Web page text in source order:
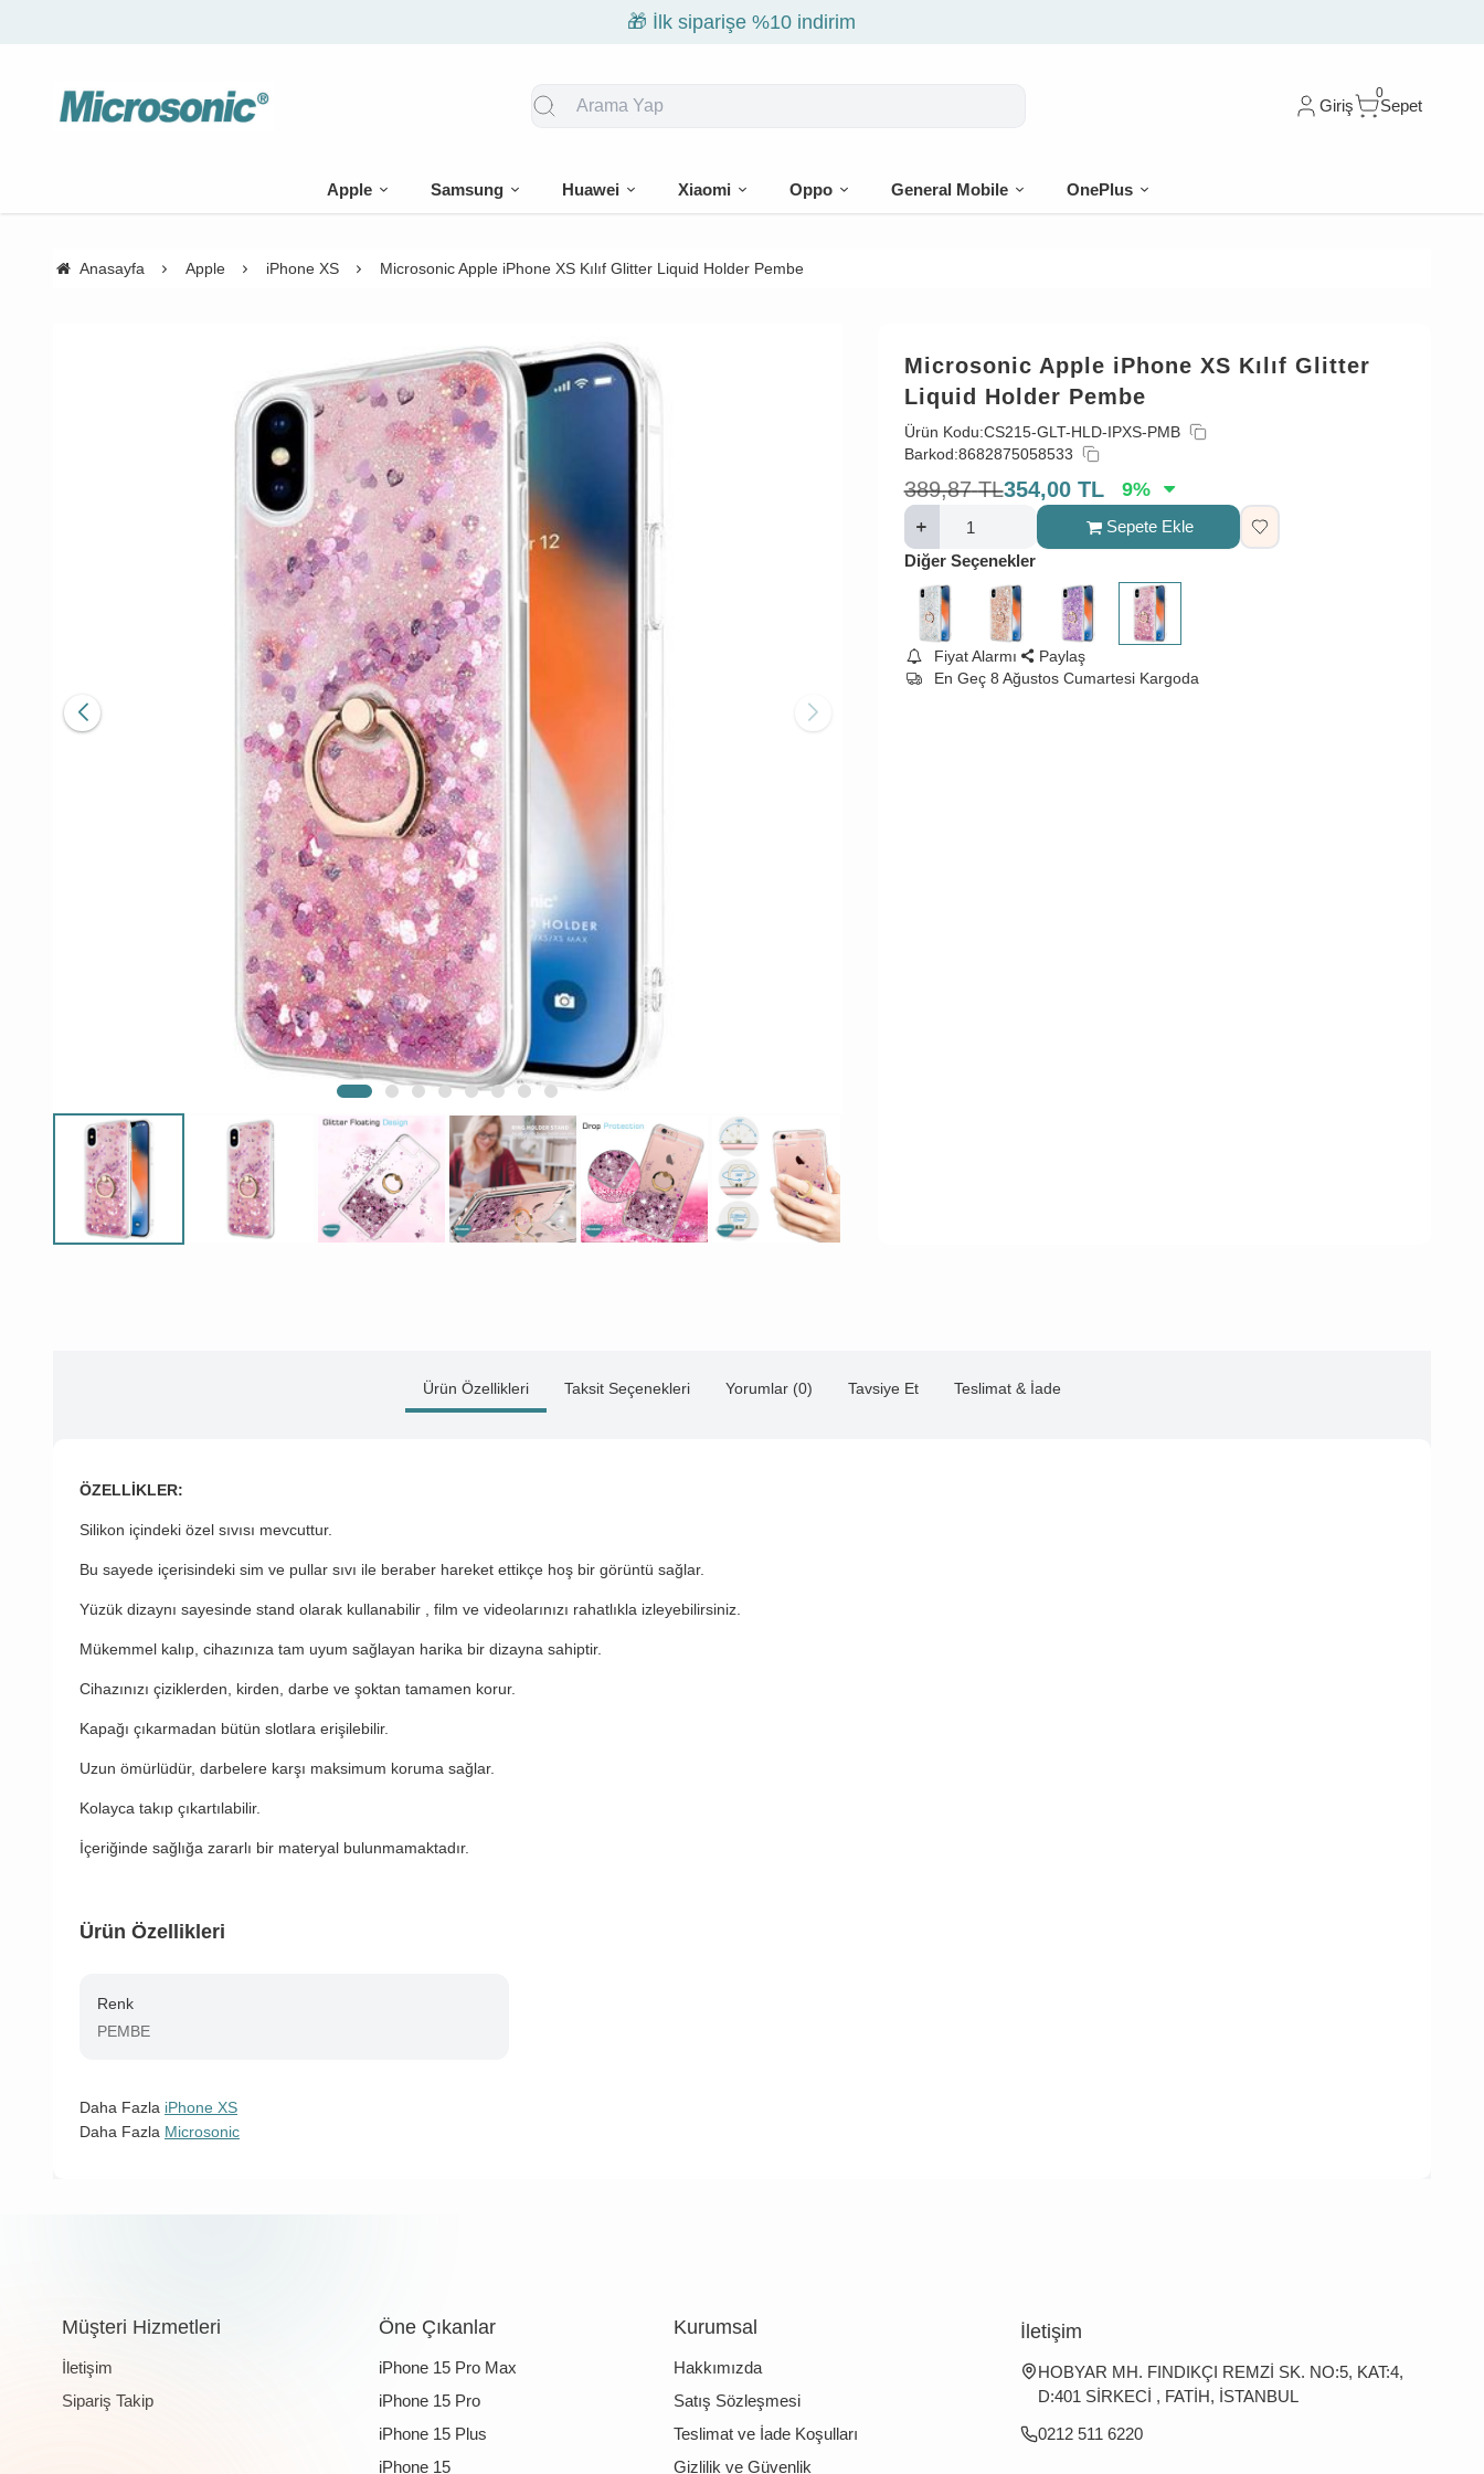
🎁 İlk siparişe %10 indirim
Giriş
0
Sepet
Apple Samsung Huawei Xiaomi Oppo General Mobile OnePlus
Anasayfa Apple iPhone XS Microsonic Apple iPhone XS Kılıf Glitter Liquid Holder Pembe
Microsonic Apple iPhone XS Kılıf Glitter
Liquid Holder Pembe
Ürün Kodu:CS215-GLT-HLD-IPXS-PMB
Barkod:8682875058533
389,87 TL354,00 TL 9%
Sepete Ekle
Diğer Seçenekler
Fiyat Alarmı
Paylaş
En Geç 8 Ağustos Cumartesi Kargoda
Ürün Özellikleri Taksit Seçenekleri Yorumlar (0) Tavsiye Et Teslimat & İade
ÖZELLİKLER:
Silikon içindeki özel sıvısı mevcuttur.
Bu sayede içerisindeki sim ve pullar sıvı ile beraber hareket ettikçe hoş bir görüntü sağlar.
Yüzük dizaynı sayesinde stand olarak kullanabilir , film ve videolarınızı rahatlıkla izleyebilirsiniz.
Mükemmel kalıp, cihazınıza tam uyum sağlayan harika bir dizayna sahiptir.
Cihazınızı çiziklerden, kirden, darbe ve şoktan tamamen korur.
Kapağı çıkarmadan bütün slotlara erişilebilir.
Uzun ömürlüdür, darbelere karşı maksimum koruma sağlar.
Kolayca takıp çıkartılabilir.
İçeriğinde sağlığa zararlı bir materyal bulunmamaktadır.
Ürün Özellikleri
Renk
PEMBE
Daha Fazla iPhone XS
Daha Fazla Microsonic
Müşteri Hizmetleri
İletişim
Sipariş Takip
Öne Çıkanlar
iPhone 15 Pro Max
iPhone 15 Pro
iPhone 15 Plus
iPhone 15
Kurumsal
Hakkımızda
Satış Sözleşmesi
Teslimat ve İade Koşulları
Gizlilik ve Güvenlik
İletişim
HOBYAR MH. FINDIKÇI REMZİ SK. NO:5, KAT:4,
D:401 SİRKECİ , FATİH, İSTANBUL
0212 511 6220